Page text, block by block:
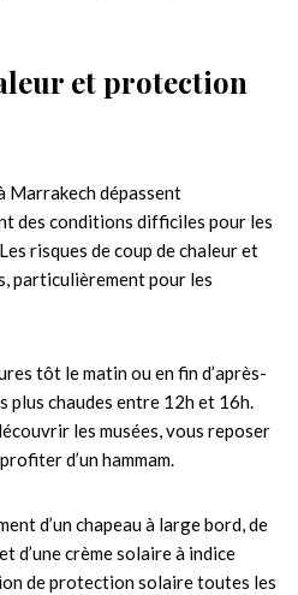
et protection
Marrakech dépassent
des conditions difficiles pour les
risques de coup de chaleur et
particulièrement pour les
tôt le matin ou en fin d’après-
plus chaudes entre 12h et 16h.
les musées, vous reposer
d’un hammam.
d’un chapeau à large bord, de
d’une crème solaire à indice
de protection solaire toutes les